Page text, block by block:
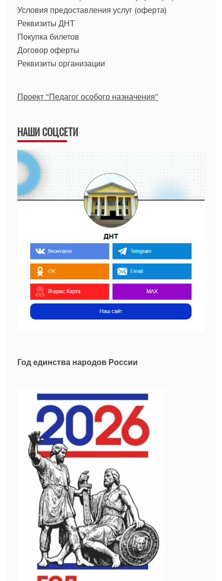
Условия предоставления услуг (оферта)
Реквизиты ДНТ
Покупка билетов
Договор оферты
Реквизиты организации
Проект "Педагог особого назначения"
НАШИ СОЦСЕТИ
Год единства народов России